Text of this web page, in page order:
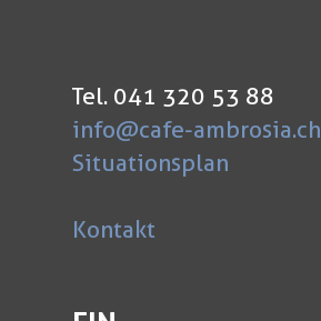
Tel. 041 320 53 88
info@cafe-ambrosia.ch
Situationsplan
Kontakt